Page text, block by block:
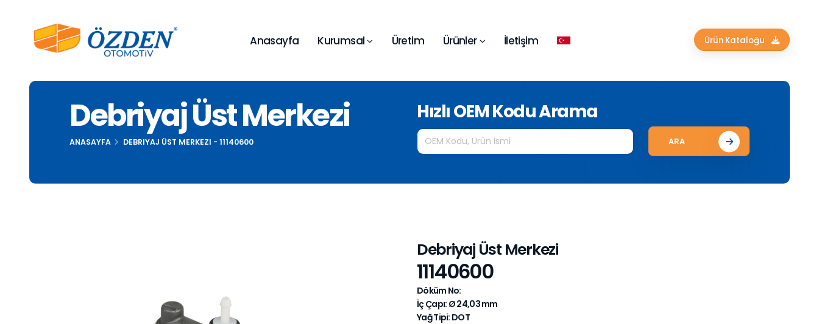
Anasayfa Kurumsal Üretim Ürünler İletişim Ürün Kataloğu
Debriyaj Üst Merkezi
ANASAYFA DEBRIYAJ ÜST MERKEZI - 11140600
Hızlı OEM Kodu Arama
ARA
Debriyaj Üst Merkezi
11140600
Döküm No:
İç Çapı: Ø 24,03 mm
Yağ Tipi: DOT